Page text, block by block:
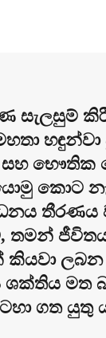
හඳුන්වා
සහ භෞතික
කොට
ජීවිතය
කියවා
මත
ගත යුතු